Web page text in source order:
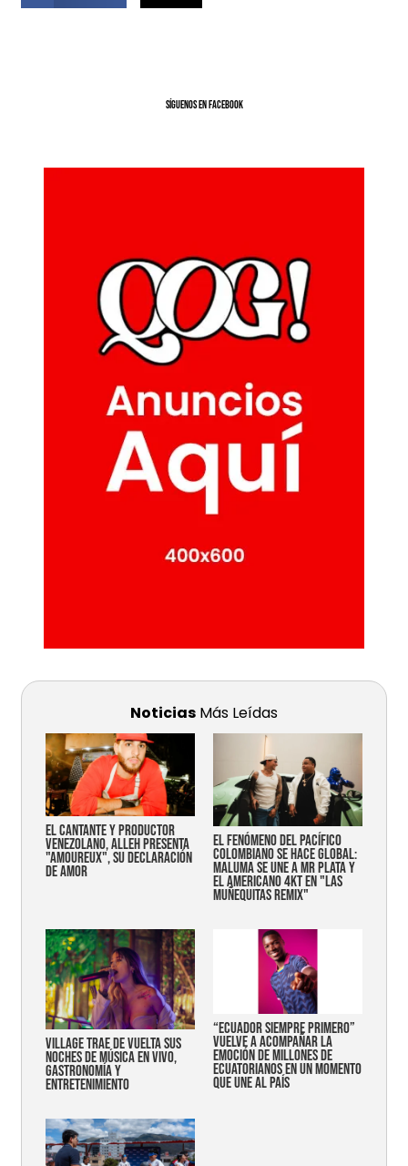
SíGUENOS EN FACEBOOK
Noticias Más Leídas
EL CANTANTE Y PRODUCTOR
VENEZOLANO, ALLEH PRESENTA
"AMOUREUX", SU DECLARACIÓN
DE AMOR
EL FENÓMENO DEL PACÍFICO
COLOMBIANO SE HACE GLOBAL:
MALUMA SE UNE A MR PLATA Y
EL AMERICANO 4KT EN "LAS
MUÑEQUITAS REMIX"
Village trae de vuelta sus
noches de música en vivo,
gastronomía y
entretenimiento
“Ecuador siempre primero”
vuelve a acompañar la
emoción de millones de
ecuatorianos en un momento
que une al país